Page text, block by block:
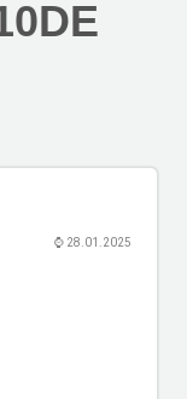
⌚ 28.01.2025